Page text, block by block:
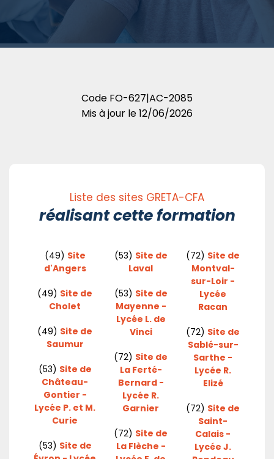
Code FO-627|AC-2085
Mis à jour le12/06/2026
Liste des sites GRETA-CFA
réalisant cette formation
(49) Site
d'Angers
(49) Site de
Cholet
(49) Site de
Saumur
(53) Site de
Château-
Gontier -
Lycée P. et M.
Curie
(53) Site de
(53) Site de
Laval
(53) Site de
Mayenne -
Lycée L. de
Vinci
(72) Site de
La Ferté-
Bernard -
Lycée R.
Garnier
(72) Site de
La Flèche -
(72) Site de
Montval-
sur-Loir -
Lycée
Racan
(72) Site de
Sablé-sur-
Sarthe -
Lycée R.
Elizé
(72) Site de
Saint-
Calais -
Lycée J.